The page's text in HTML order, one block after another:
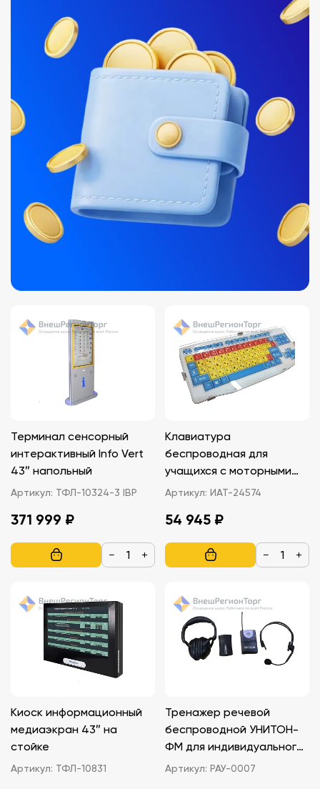
Терминал сенсорный
интерактивный Info Vert
43″ напольный
Артикул: ТФЛ-10324-3 IBP
371 999 ₽
− +
Клавиатура
беспроводная для
учащихся с моторными
нарушениями
Артикул: ИАТ-24574
54 945 ₽
− +
Киоск информационный
медиаэкран 43″ на
стойке
Артикул: ТФЛ-10831
Тренажер речевой
беспроводной УНИТОН-
ФМ для индивидуального
пользования
Артикул: РАУ-0007